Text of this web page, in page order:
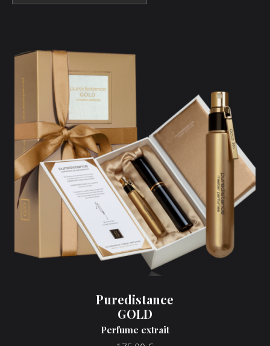
Puredistance
GOLD
Perfume extrait